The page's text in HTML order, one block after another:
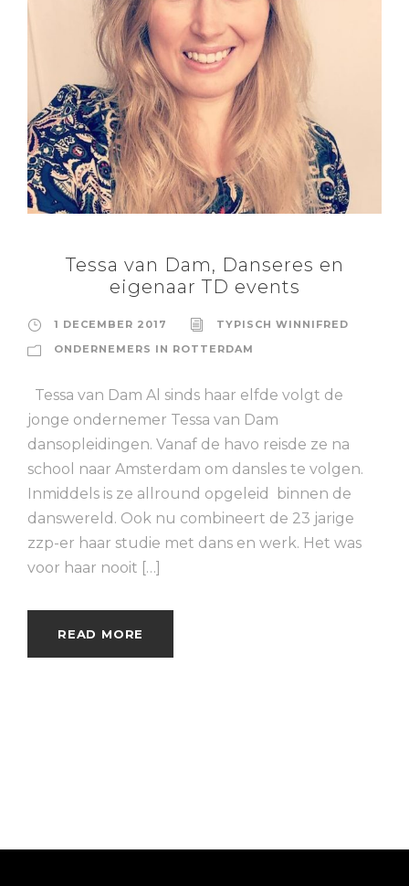
Tessa van Dam, Danseres en
eigenaar TD events
1 DECEMBER 2017
TYPISCH WINNIFRED
ONDERNEMERS IN ROTTERDAM
Tessa van Dam Al sinds haar elfde volgt de
jonge ondernemer Tessa van Dam
dansopleidingen. Vanaf de havo reisde ze na
school naar Amsterdam om dansles te volgen.
Inmiddels is ze allround opgeleid binnen de
danswereld. Ook nu combineert de 23 jarige
zzp-er haar studie met dans en werk. Het was
voor haar nooit […]
READ MORE